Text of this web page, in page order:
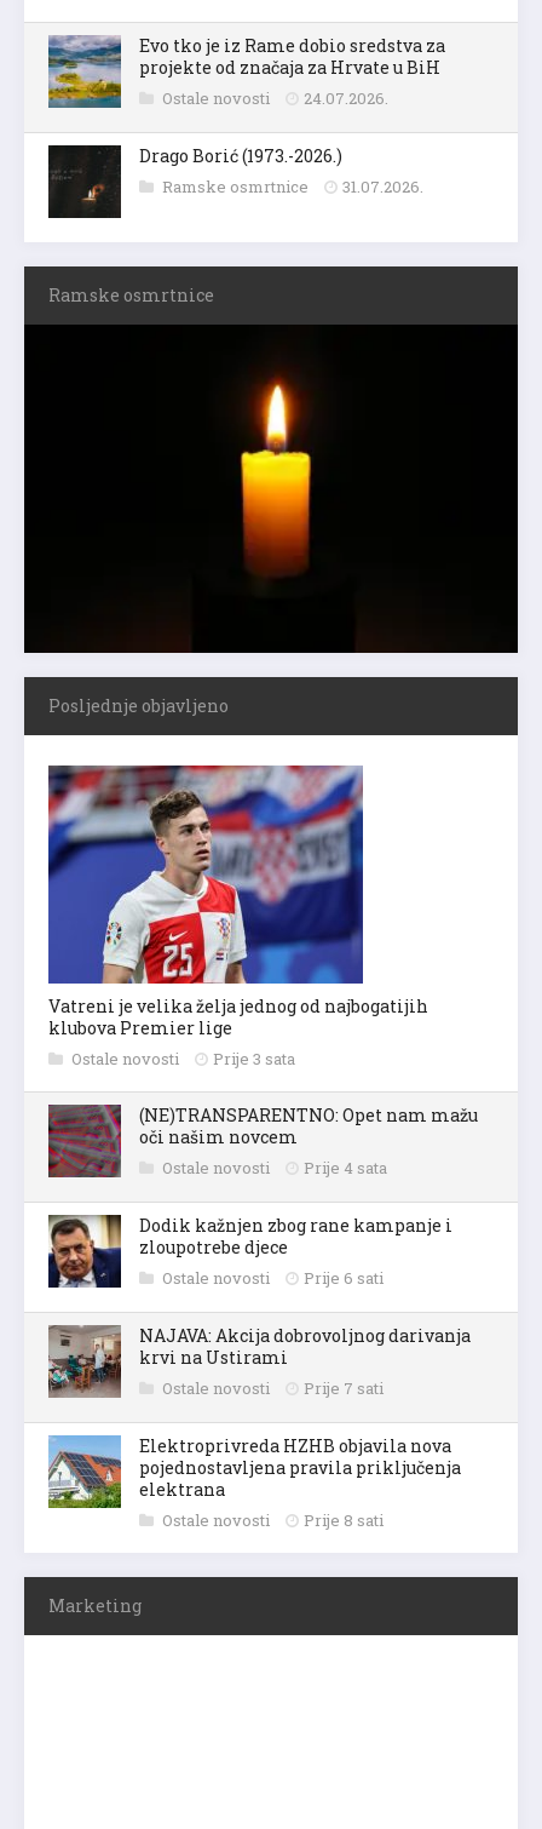
Evo tko je iz Rame dobio sredstva za
projekte od značaja za Hrvate u BiH
Ostale novosti 24.07.2026.
Drago Borić (1973.-2026.)
Ramske osmrtnice 31.07.2026.
Ramske osmrtnice
Posljednje objavljeno
Vatreni je velika želja jednog od najbogatijih
klubova Premier lige
Ostale novosti Prije 3 sata
(NE)TRANSPARENTNO: Opet nam mažu
oči našim novcem
Ostale novosti Prije 4 sata
Dodik kažnjen zbog rane kampanje i
zloupotrebe djece
Ostale novosti Prije 6 sati
NAJAVA: Akcija dobrovoljnog darivanja
krvi na Ustirami
Ostale novosti Prije 7 sati
Elektroprivreda HZHB objavila nova
pojednostavljena pravila priključenja
elektrana
Ostale novosti Prije 8 sati
Marketing